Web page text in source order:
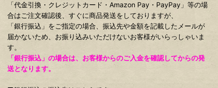
「代金引換・クレジットカード・Amazon Pay・PayPay」等の場
合はご注文確認後、すぐに商品発送をしておりますが、
「銀行振込」をご指定の場合、振込先や金額を記載したメールが
届かないため、お振り込みいただけないお客様がいらっしゃいま
す。
「銀行振込」の場合は、お客様からのご入金を確認してからの発
送となります。